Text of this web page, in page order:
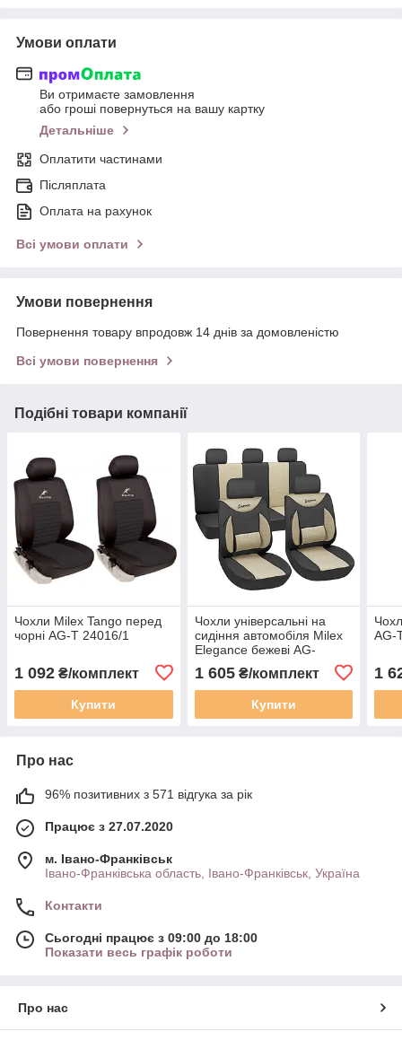
Умови оплати
Ви отримаєте замовлення
або гроші повернуться на вашу картку
Детальніше
Оплатити частинами
Післяплата
Оплата на рахунок
Всі умови оплати
Умови повернення
Повернення товару впродовж 14 днів за домовленістю
Всі умови повернення
Подібні товари компанії
Чохли Milex Tango перед
чорні AG-T 24016/1
1 092 ₴/комплект
Купити
Чохли універсальні на
сидіння автомобіля Milex
Elegance бежеві AG-
1 605₴/комплект
Купити
AG-
1
Про нас
96% позитивних з 571 відгука за рік
Працює з 27.07.2020
м. Івано-Франківськ
Івано-Франківська область, Івано-Франківськ, Україна
Контакти
Сьогодні працює з 09:00 до 18:00
Показати весь графік роботи
Про нас